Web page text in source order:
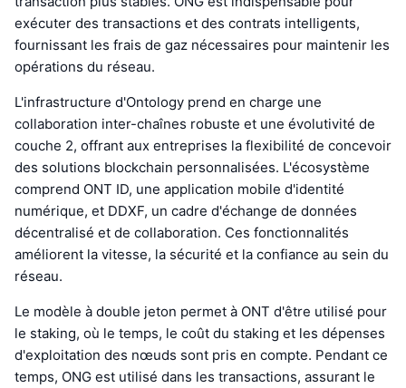
exécuter des transactions et des contrats intelligents,
fournissant les frais de gaz nécessaires pour maintenir les
opérations du réseau.
L'infrastructure d'Ontology prend en charge une
collaboration inter-chaînes robuste et une évolutivité de
couche 2, offrant aux entreprises la flexibilité de concevoir
des solutions blockchain personnalisées. L'écosystème
comprend ONT ID, une application mobile d'identité
numérique, et DDXF, un cadre d'échange de données
décentralisé et de collaboration. Ces fonctionnalités
améliorent la vitesse, la sécurité et la confiance au sein du
réseau.
Le modèle à double jeton permet à ONT d'être utilisé pour
le staking, où le temps, le coût du staking et les dépenses
d'exploitation des nœuds sont pris en compte. Pendant ce
temps, ONG est utilisé dans les transactions, assurant le